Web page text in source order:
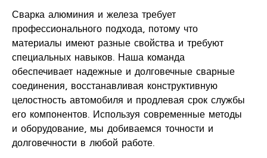
Сварка алюминия и железа требует
профессионального подхода, потому что
материалы имеют разные свойства и требуют
специальных навыков. Наша команда
обеспечивает надежные и долговечные сварные
соединения, восстанавливая конструктивную
целостность автомобиля и продлевая срок службы
его компонентов. Используя современные методы
и оборудование, мы добиваемся точности и
долговечности в любой работе.